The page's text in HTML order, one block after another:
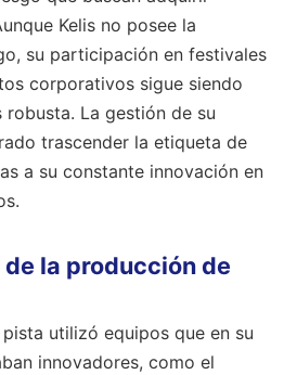
Kelis no posee la
su participación en festivales
corporativos sigue siendo
La gestión de su
trascender la etiqueta de
a su constante innovación en
la producción de
utilizó equipos que en su
innovadores, como el